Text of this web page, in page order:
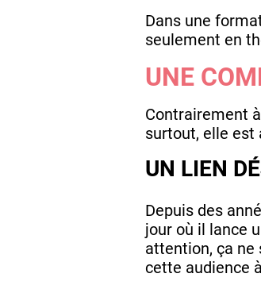
Dans une
seulement en
UNE
Contrairement
surtout, elle est
UN LIEN
Depuis des
jour où il lance
attention, ça ne
cette audience